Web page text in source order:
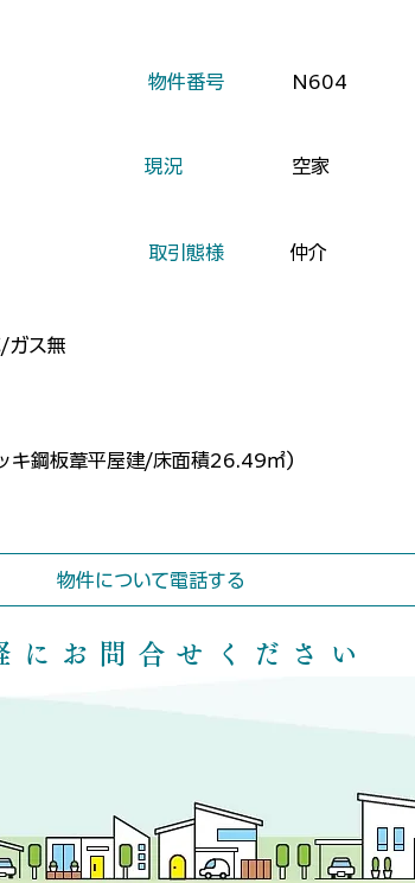
​物件番号 N604
空家
​現況
仲介
​取引態様
ガス無
キ鋼板葦平屋建/床面積26.49㎡）
物件について電話する
にお問合せください